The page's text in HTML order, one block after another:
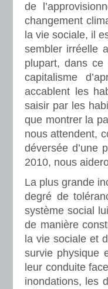
de
changement
la vie sociale, il
sembler irréelle
plupart, dans
capitalisme
accablent les
saisir par les
que montrer la
nous attendent,
déversée d’une
2010, nous
La plus grande
degré de
système social
de manière
la vie sociale et
survie physique
leur conduite
inondations, les